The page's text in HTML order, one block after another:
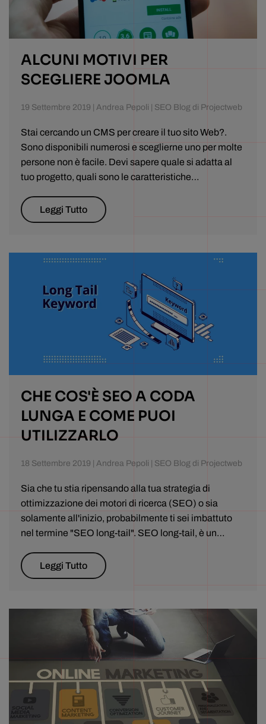
ALCUNI MOTIVI PER
SCEGLIERE JOOMLA
19 Settembre 2019 | Andrea Pepoli | SEO Blog di Projectweb
Stai cercando un CMS per creare il tuo sito Web?.
Sono disponibili numerosi e sceglierne uno per molte
persone non è facile. Devi sapere quale si adatta al
tuo progetto, quali sono le caratteristiche…
Leggi Tutto
CHE COS'È SEO A CODA
LUNGA E COME PUOI
UTILIZZARLO
18 Settembre 2019 | Andrea Pepoli | SEO Blog di Projectweb
Sia che tu stia ripensando alla tua strategia di
ottimizzazione dei motori di ricerca (SEO) o sia
solamente all'inizio, probabilmente ti sei imbattuto
nel termine "SEO long-tail". SEO long-tail, è un…
Leggi Tutto